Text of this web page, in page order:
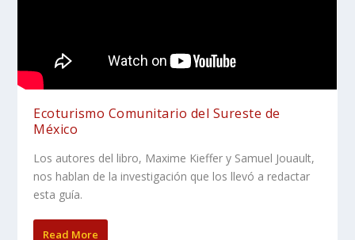
Ecoturismo Comunitario del Sureste de
México
Los autores del libro, Maxime Kieffer y Samuel Jouault,
nos hablan de la investigación que los llevó a redactar
esta guía.
Read More